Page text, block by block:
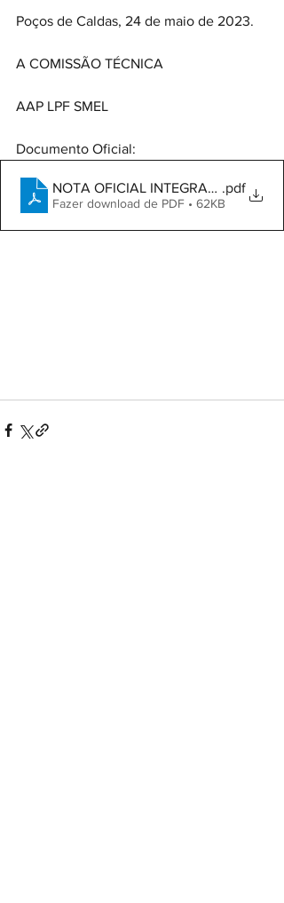
Poços de Caldas, 24 de maio de 2023.
A COMISSÃO TÉCNICA
AAP LPF SMEL
Documento Oficial:
NOTA OFICIAL INTEGRAÇÃO 003
.pdf
Fazer download de PDF • 62KB